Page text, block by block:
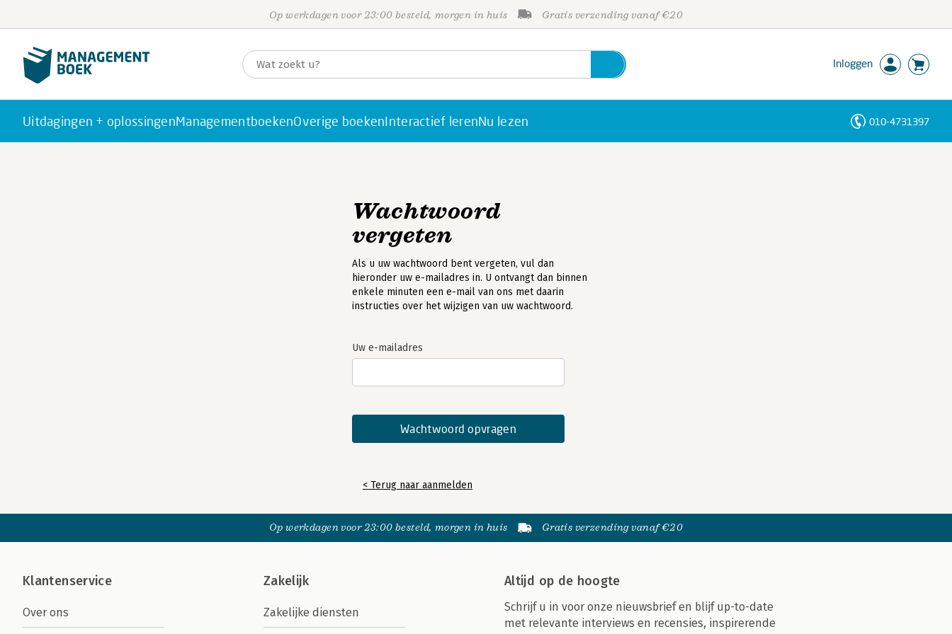
Op werkdagen voor 23:00 besteld, morgen in huis Gratis verzending vanaf €20
Inloggen
Uitdagingen + oplossingenManagementboekenOverige boekenInteractief lerenNu lezen 010-4731397
Wachtwoord
vergeten
Als u uw wachtwoord bent vergeten, vul dan
hieronder uw e-mailadres in. U ontvangt dan binnen
enkele minuten een e-mail van ons met daarin
instructies over het wijzigen van uw wachtwoord.
Uw e-mailadres
< Terug naar aanmelden
Op werkdagen voor 23:00 besteld, morgen in huis Gratis verzending vanaf €20
Klantenservice
Over ons
Zakelijk
Zakelijke diensten
Altijd op de hoogte
Schrijf u in voor onze nieuwsbrief en blijf up-to-date
met relevante interviews en recensies, inspirerende
Personen